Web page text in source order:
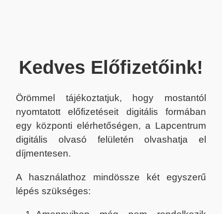
Kedves Előfizetőink!
Örömmel tájékoztatjuk, hogy mostantól
nyomtatott előfizetéseit digitális formában
egy központi elérhetőségen, a Lapcentrum
digitális olvasó felületén olvashatja el
díjmentesen.
A használathoz mindössze két egyszerű
lépés szükséges: